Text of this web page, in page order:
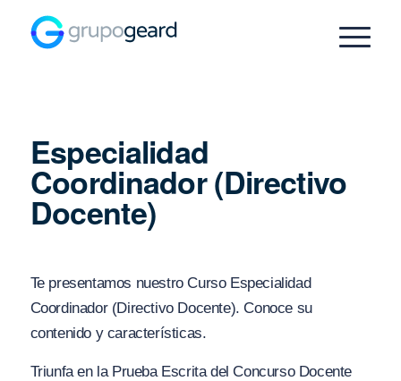
Especialidad
Coordinador (Directivo
Docente)
Te presentamos nuestro Curso Especialidad
Coordinador (Directivo Docente). Conoce su
contenido y características.
Triunfa en la Prueba Escrita del Concurso Docente